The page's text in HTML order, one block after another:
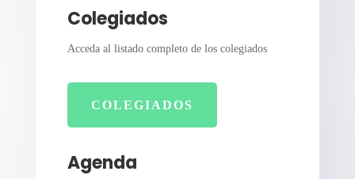
Colegiados
Acceda al listado completo de los colegiados
COLEGIADOS
Agenda